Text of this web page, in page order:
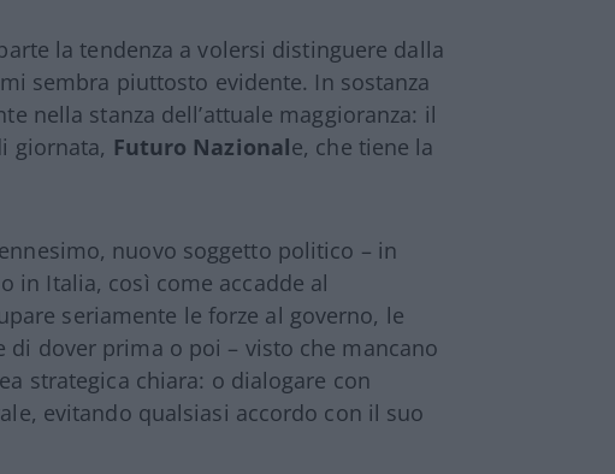
la tendenza a volersi distinguere dalla
sembra piuttosto evidente. In sostanza
nella stanza dell’attuale maggioranza: il
giornata, Futuro Nazionale, che tiene la
nuovo soggetto politico – in
in Italia, così come accadde al
seriamente le forze al governo, le
dover prima o poi – visto che mancano
strategica chiara: o dialogare con
evitando qualsiasi accordo con il suo